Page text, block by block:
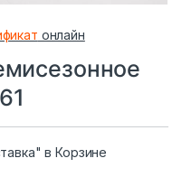
онлайн
в Корзине